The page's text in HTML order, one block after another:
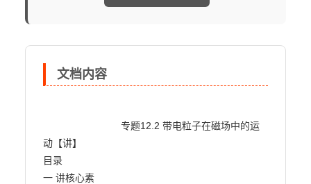
文档内容
动【讲】
目录
一 讲核心素